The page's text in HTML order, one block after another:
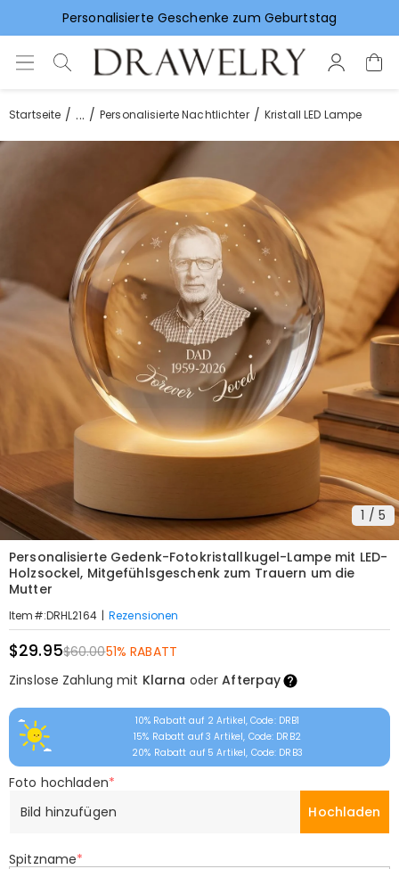
Vorlieben für Hochzeitsgeschenke
Startseite ... Personalisierte Nachtlichter Kristall LED Lampe
1 / 5
Personalisierte Gedenk-Fotokristallkugel-Lampe mit LED-
Holzsockel, Mitgefühlsgeschenk zum Trauern um die
Mutter
Item#:DRHL2164 | Rezensionen
$29.95$60.0051% RABATT
Zinslose Zahlung mit Klarna oderAfterpay
10% Rabatt auf 2 Artikel, Code: DRB1
15% Rabatt auf 3 Artikel, Code: DRB2
20% Rabatt auf 5 Artikel, Code: DRB3
Foto hochladen*
Bild hinzufügen
Hochladen
Spitzname*